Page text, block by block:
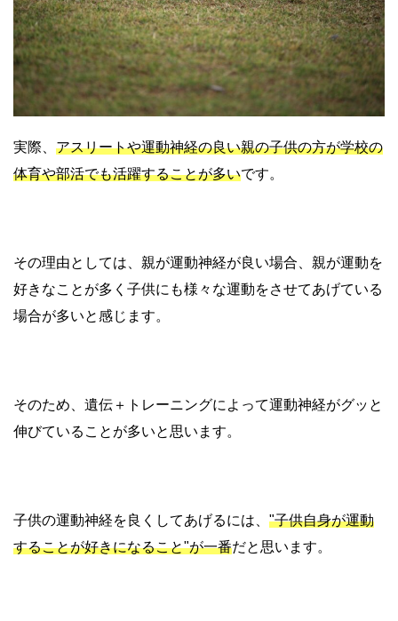
実際、 アスリートや運動神経の良い親の子供の方が学校の
体育や部活でも活躍することが多いです。
その理由としては、親が運動神経が良い場合、親が運動を
好きなことが多く子供にも様々な運動をさせてあげている
場合が多いと感じます。
そのため、遺伝＋トレーニングによって運動神経がグッと
伸びていることが多いと思います。
子供の運動神経を良くしてあげるには、 "子供自身が運動
することが好きになること"が一番だと思います。